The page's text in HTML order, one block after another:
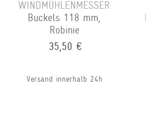
WINDMÜHLENMESSER
Buckels 118 mm,
Robinie
35,50 €
Versand innerhalb 24h